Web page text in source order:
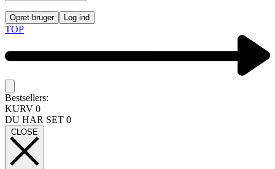
Opret bruger Log ind
TOP
Bestsellers:
KURV 0
DU HAR SET 0
CLOSE